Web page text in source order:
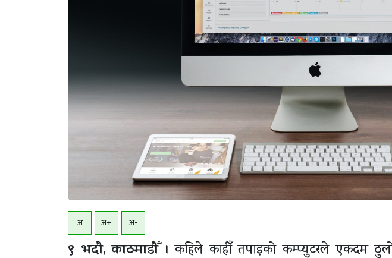
अ अ+ अ-
९ भदाै, काठमाडाैँ । कहिले काहीँ तपाइको कम्प्युटरले एकदम